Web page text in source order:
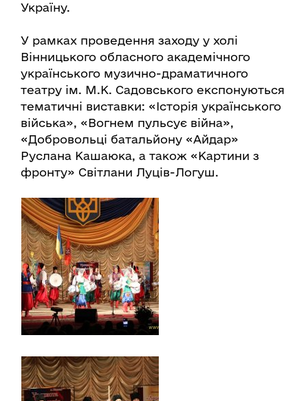
Україну.
У рамках проведення заходу у холі
Вінницького обласного академічного
українського музично-драматичного
театру ім. М.К. Садовського експонуються
тематичні виставки: «Історія українського
війська», «Вогнем пульсує війна»,
«Добровольці батальйону «Айдар»
Руслана Кашаюка, а також «Картини з
фронту» Світлани Луців-Логуш.